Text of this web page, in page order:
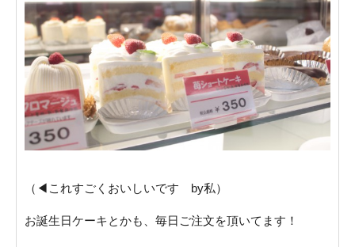
（◀︎これすごくおいしいです by私）
お誕生日ケーキとかも、毎日ご注文を頂いてます！